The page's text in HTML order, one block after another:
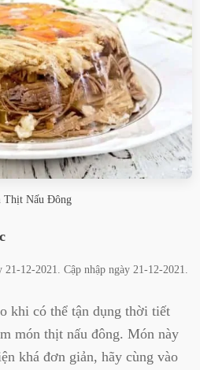
Thịt Nấu Đông
21-12-2021. Cập nhập ngày 21-12-2021.
khi có thể tận dụng thời tiết
món thịt nấu đông. Món này
khá đơn giản, hãy cùng vào